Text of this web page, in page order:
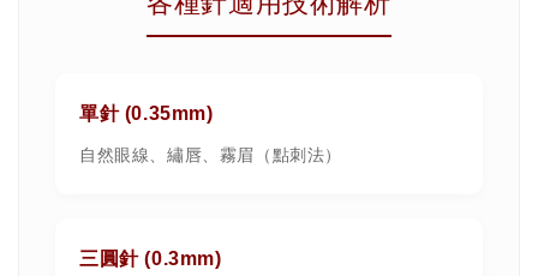
單針 (0.35mm)
自然眼線、繡唇、霧眉（點刺法）
三圓針 (0.3mm)